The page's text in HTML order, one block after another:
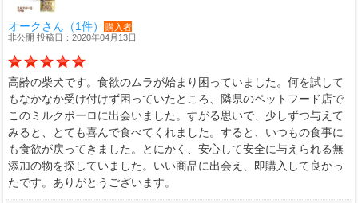
オークさん（1件）
購入者
非公開 投稿日：2020年04月13日
高齢の柴犬です。食欲のムラが始まり困っていました。何を試して
もなかなか受け付けず困っていたところ、隣県のペットフード店で
このミルクボーロに出会いました。すがる思いで、少しずつ与えて
みると、とても喜んで食べてくれました。すると、いつもの食事に
も食欲が戻ってきました。とにかく、安心して安全に与えられる無
添加の物を探していました。いい商品に出会え、即購入して良かっ
たです。ありがとうございます。